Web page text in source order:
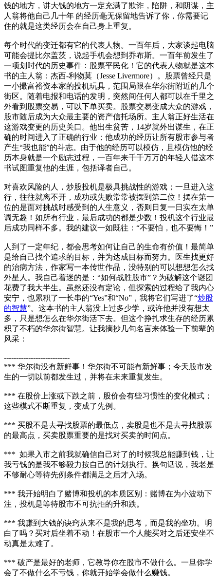
钱的地方，讲大钱的地方一定充满了欺诈，陷阱，和阴谋，主
人翁将他自己几十年 的经历毫无保留地告诉了你，你需要记
住的就是这类经历会在自己身上重复。
每个时代的变迁都有它的代表人物。一百年后，大家谈起电脑
可能会提比尔盖茨，说起手机会想到乔布斯。一百年前发生了
一项划时代的历史事件：股票平民化！它的代表人物就是这本
书的主人翁：杰西-利物莫（Jesse Livermore）。股票曾经只是
一小撮富裕资本家的投机玩具，范围局限在华尔街附近的几个
街区。随着电报和电话的发明，突然间任何人都可以在千里之
外看到股票交易，可以下单买卖。股票交易变成大众的游戏，
股市随后成为大众最主要的资产信托场所。主人翁正好生活在
这游戏变更的历史关口。他出生贫苦，14岁就外出谋生，在正
确的时间进入了正确的行业；他成功的经历让所有股市参与者
产生“我也能”的斗志。由于他的经历可以模仿，且模仿他的经
历本身就是一个励志过程，一百年来千千万万的年轻人借这本
书试图重复他的生涯，包括译者自己。
对喜欢风险的人，炒股投机是极具挑战性的游戏；一旦进入这
行，往往就离不开，成功或失败常常被摆到第二位！摆在第一
位的是面对挑战时感受到的人生意义，否则日复一日实在太单
调无趣！如所有行业，最后成功的都是少数！投机这个行业最
后成功同样不多。我的建议一如既往：“不要怕，也不要悔！”
人到了一定年纪，都会思考如何让自己的生命有价值！最简单
是给自己找个追求的目标，并为达成目标而努力。医生找更好
的治病方法，作家写一本传世作品，没特别的可以想想怎么找
外星人。我自己着迷的是：“如何战胜股市”？为破解这个谜团
花费了我大半生。虽然还没有定论，但探索的过程给了我内心
安宁，也累积了一长串的“Yes”和“No”，我将它们写进了“炒股
的智慧”。这本书的主人翁没上过多少学，或许他并没有想太
多，只是想怎么在华尔街活下去。但这个挣扎求生存的经历累
积了不朽的华尔街智慧。让我摘抄几句名言来体验一下前辈的
风采：
---------------------------
*** 华尔街没有新鲜事！华尔街不可能有新鲜事；今天股市发
生的一切以前都发生过，并将在未来重复发生。
*** 在股价上涨或下跌之前，股价会有些习惯性的变化模式；
这些模式不断重复，变成了先例。
*** 买股不是去寻找股票的最低点，卖股是也不是去寻找股票
的最高点，买卖股票重要的是找对买卖的时间点。
*** 如果入市之前我就确信自己对了的时候我总能赚到钱，让
我亏钱的是我不够毅力按自己的计划执行。换句话说，我老是
不够耐心等待先例条件都满足之后才入场。
*** 我开始明白了赌博和投机的本质区别：赌博在为小波动下
注，投机是等待股市不可抗拒的升和跌。
*** 我赚到大钱的诀窍从来不是我的思考，而是我的坐功。明
白了吗？买对后坐着不动！在股市一个人能买对之后还安坐不
动真是太难了。
*** 破产是最好的老师，它教导你在股市不做什么。一旦你学
会了不做什么不亏钱，你就开始学会做什么赚钱。